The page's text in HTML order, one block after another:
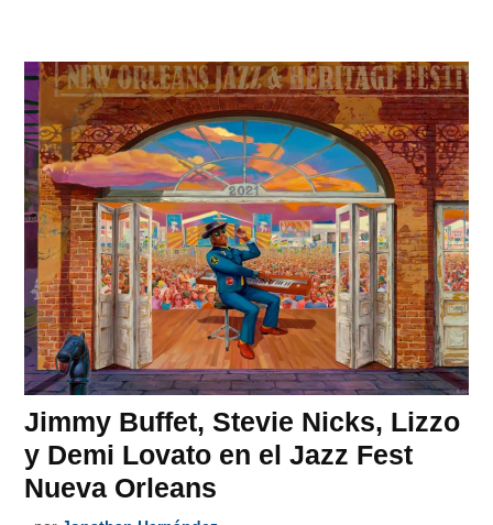
Jimmy Buffet, Stevie Nicks, Lizzo
y Demi Lovato en el Jazz Fest
Nueva Orleans